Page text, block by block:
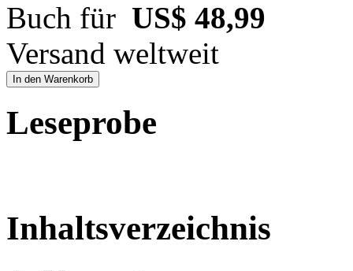
Buch für US$ 48,99
Versand weltweit
In den Warenkorb
Leseprobe
Inhaltsverzeichnis